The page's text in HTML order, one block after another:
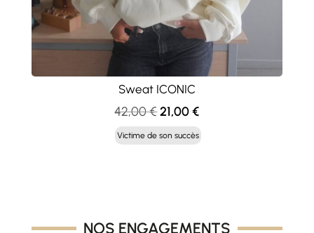
Sweat ICONIC
42,00€Le
prix
initial
21,00€Le
prix
actuel
Victime de son succès
NOS ENGAGEMENTS